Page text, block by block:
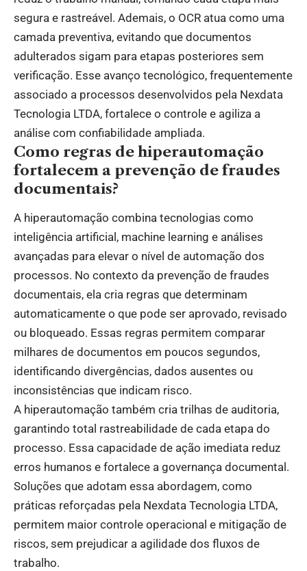
segura e rastreável. Ademais, o OCR atua como uma
camada preventiva, evitando que documentos
adulterados sigam para etapas posteriores sem
verificação. Esse avanço tecnológico, frequentemente
associado a processos desenvolvidos pela Nexdata
Tecnologia LTDA, fortalece o controle e agiliza a
análise com confiabilidade ampliada.
Como regras de hiperautomação
fortalecem a prevenção de fraudes
documentais?
A hiperautomação combina tecnologias como
inteligência artificial, machine learning e análises
avançadas para elevar o nível de automação dos
processos. No contexto da prevenção de fraudes
documentais, ela cria regras que determinam
automaticamente o que pode ser aprovado, revisado
ou bloqueado. Essas regras permitem comparar
milhares de documentos em poucos segundos,
identificando divergências, dados ausentes ou
inconsistências que indicam risco.
A hiperautomação também cria trilhas de auditoria,
garantindo total rastreabilidade de cada etapa do
processo. Essa capacidade de ação imediata reduz
erros humanos e fortalece a governança documental.
Soluções que adotam essa abordagem, como
práticas reforçadas pela Nexdata Tecnologia LTDA,
permitem maior controle operacional e mitigação de
riscos, sem prejudicar a agilidade dos fluxos de
trabalho.